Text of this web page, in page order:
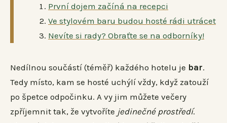
První dojem začíná na recepci
Ve stylovém baru budou hosté rádi utrácet
Nevíte si rady? Obraťte se na odborníky!
Nedílnou součástí (téměř) každého hotelu je bar.
Tedy místo, kam se hosté uchýlí vždy, když zatouží
po špetce odpočinku. A vy jim můžete večery
zpříjemnit tak, že vytvoříte jedinečné prostředí.